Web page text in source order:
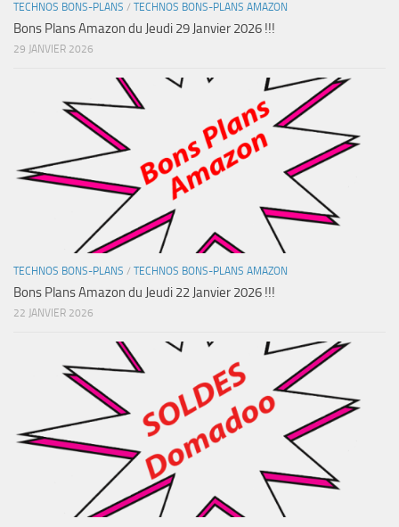
TECHNOS BONS-PLANS / TECHNOS BONS-PLANS AMAZON
Bons Plans Amazon du Jeudi 29 Janvier 2026 !!!
29 JANVIER 2026
TECHNOS BONS-PLANS / TECHNOS BONS-PLANS AMAZON
Bons Plans Amazon du Jeudi 22 Janvier 2026 !!!
22 JANVIER 2026